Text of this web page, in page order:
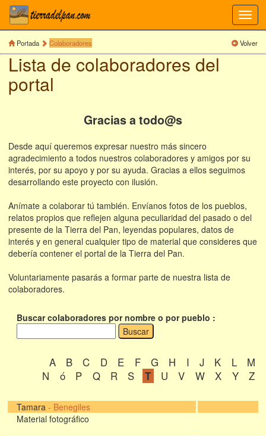
Portada Colaboradores Volver
Lista de colaboradores del
portal
Gracias a todo@s
Desde aquí queremos expresar nuestro más sincero
agradecimiento a todos nuestros colaboradores y amigos por su
interés, por su apoyo y por su ayuda. Gracias a ellos seguimos
desarrollando este proyecto con ilusión.
Anímate a colaborar tú también. Envíanos fotos de los pueblos,
relatos propios que reflejen alguna peculiaridad del pasado o del
presente de la Tierra del Pan, leyendas populares, datos de
interés y en general cualquier tipo de material que consideres que
debería contener el portal de la Tierra del Pan.
Voluntariamente pasarás a formar parte de nuestra lista de
colaboradores.
Buscar colaboradores por nombre o por pueblo :
A B C D E F G H I J K L
M
N
ó P Q R S T U V W X Y Z
Tamara - Benegiles
Material fotográfico